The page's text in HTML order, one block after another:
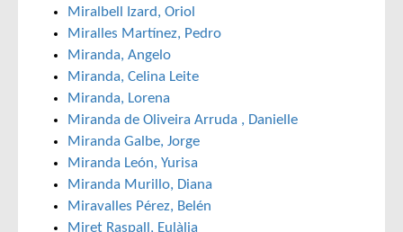
Miralbell Izard, Oriol
Miralles Martínez, Pedro
Miranda, Angelo
Miranda, Celina Leite
Miranda, Lorena
Miranda de Oliveira Arruda , Danielle
Miranda Galbe, Jorge
Miranda León, Yurisa
Miranda Murillo, Diana
Miravalles Pérez, Belén
Miret Raspall, Eulàlia